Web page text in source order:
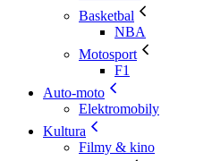
Basketbal
NBA
Motosport
F1
Auto-moto
Elektromobily
Kultura
Filmy & kino